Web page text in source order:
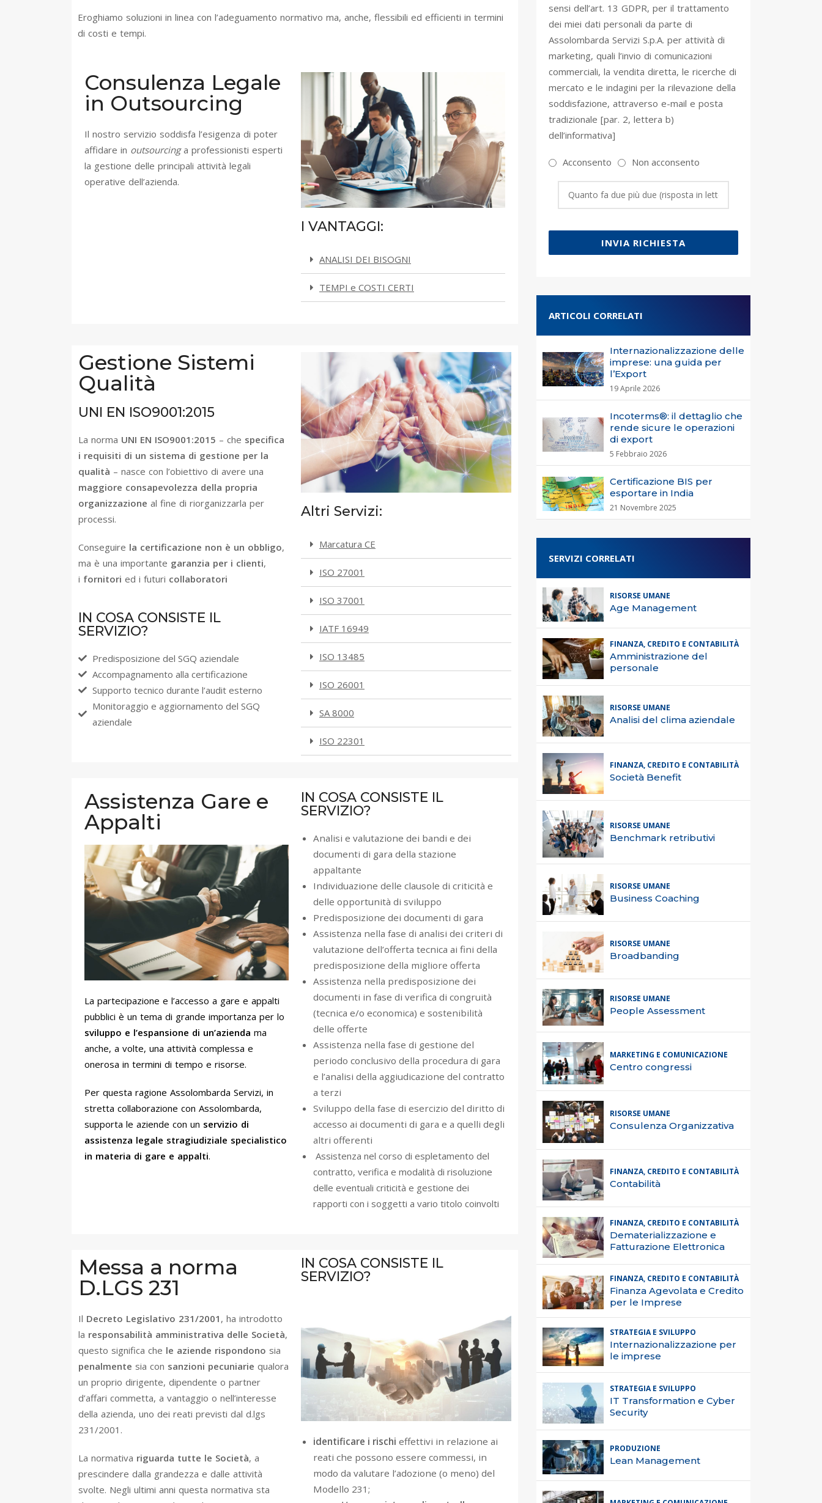
Eroghiamo soluzioni in linea con l’adeguamento normativo ma, anche, flessibili ed efficienti in termini
di costi e tempi.
Consulenza Legale
in Outsourcing
Il nostro servizio soddisfa l’esigenza di poter
affidare in outsourcinga professionisti esperti
la gestione delle principali attività legali
operative dell’azienda.
I VANTAGGI:
ANALISI DEI BISOGNI
TEMPI e COSTI CERTI
Gestione Sistemi
Qualità
UNI EN ISO9001:2015
La norma UNI EN ISO9001:2015 – che specifica
i requisiti di un sistema di gestione per la
qualità – nasce con l’obiettivo di avere una
maggiore consapevolezza della propria
organizzazione al fine di riorganizzarla per
processi.
Conseguire la certificazione non è un obbligo,
ma è una importante garanzia per i clienti,
i fornitori ed i futuri collaboratori
IN COSA CONSISTE IL
SERVIZIO?​
Predisposizione del SGQ aziendale
Accompagnamento alla certificazione
Supporto tecnico durante l’audit esterno
Monitoraggio e aggiornamento del SGQ
aziendale
Altri Servizi:
Marcatura CE
ISO 27001
ISO 37001
IATF 16949
ISO 13485
ISO 26001
SA 8000
ISO 22301
Assistenza Gare e
Appalti
La partecipazione e l’accesso a gare e appalti
pubblici è un tema di grande importanza per lo
sviluppo e l’espansione di un’azienda ma
anche, a volte, una attività complessa e
onerosa in termini di tempo e risorse.
Per questa ragione Assolombarda Servizi, in
stretta collaborazione con Assolombarda,
supporta le aziende con un servizio di
assistenza legale stragiudiziale specialistico
in materia di gare e appalti.
IN COSA CONSISTE IL
SERVIZIO?​
Analisi e valutazione dei bandi e dei
documenti di gara della stazione
appaltante
Individuazione delle clausole di criticità e
delle opportunità di sviluppo
Predisposizione dei documenti di gara
Assistenza nella fase di analisi dei criteri di
valutazione dell’offerta tecnica ai fini della
predisposizione della migliore offerta
Assistenza nella predisposizione dei
documenti in fase di verifica di congruità
(tecnica e/o economica) e sostenibilità
delle offerte
Assistenza nella fase di gestione del
periodo conclusivo della procedura di gara
e l’analisi della aggiudicazione del contratto
a terzi
Sviluppo della fase di esercizio del diritto di
accesso ai documenti di gara e a quelli degli
altri offerenti
Assistenza nel corso di espletamento del
contratto, verifica e modalità di risoluzione
delle eventuali criticità e gestione dei
rapporti con i soggetti a vario titolo coinvolti
Messa a norma
D.LGS 231
Il Decreto Legislativo 231/2001 , ha introdotto
la responsabilità amministrativa delle Società,
questo significa che le aziende rispondono sia
penalmente sia con sanzioni pecuniarie qualora
un proprio dirigente, dipendente o partner
d’affari commetta, a vantaggio o nell’interesse
della azienda, uno dei reati previsti dal d.lgs
231/2001.
La normativa riguarda tutte le Società, a
prescindere dalla grandezza e dalle attività
svolte. Negli ultimi anni questa normativa sta
IN COSA CONSISTE IL
SERVIZIO?​
identificare i rischi effettivi in relazione ai
reati che possono essere commessi, in
modo da valutare l’adozione (o meno) del
Modello 231;
sensi dell’art. 13 GDPR, per il trattamento
dei miei dati personali da parte di
Assolombarda Servizi S.p.A. per attività di
marketing, quali l’invio di comunicazioni
commerciali, la vendita diretta, le ricerche di
mercato e le indagini per la rilevazione della
soddisfazione, attraverso e-mail e posta
tradizionale [par. 2, lettera b)
dell’informativa]
Acconsento Non acconsento
INVIA RICHIESTA
ARTICOLI CORRELATI
Internazionalizzazione delle
imprese: una guida per
l’Export
19 Aprile 2026
Incoterms®: il dettaglio che
rende sicure le operazioni
di export
5 Febbraio 2026
Certificazione BIS per
esportare in India
21 Novembre 2025
SERVIZI CORRELATI
RISORSE UMANE
Age Management
FINANZA, CREDITO E CONTABILITÀ
Amministrazione del
personale
RISORSE UMANE
Analisi del clima aziendale
FINANZA, CREDITO E CONTABILITÀ
Società Benefit
RISORSE UMANE
Benchmark retributivi
RISORSE UMANE
Business Coaching
RISORSE UMANE
Broadbanding
RISORSE UMANE
People Assessment
MARKETING E COMUNICAZIONE
Centro congressi
RISORSE UMANE
Consulenza Organizzativa
FINANZA, CREDITO E CONTABILITÀ
Contabilità
FINANZA, CREDITO E CONTABILITÀ
Dematerializzazione e
Fatturazione Elettronica
FINANZA, CREDITO E CONTABILITÀ
Finanza Agevolata e Credito
per le Imprese
STRATEGIA E SVILUPPO
Internazionalizzazione per
le imprese
STRATEGIA E SVILUPPO
IT Transformation e Cyber
Security
PRODUZIONE
Lean Management